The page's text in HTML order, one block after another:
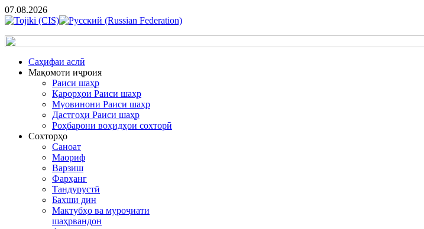
07.08.2026
Cаҳифаи аслӣ
Мақомоти иҷроия
Раиси шаҳр
Қарорҳои Раиси шаҳр
Муовинони Раиси шаҳр
Дастгоҳи Раиси шаҳр
Роҳбарони воҳидҳои сохторӣ
Сохторҳо
Саноат
Маориф
Варзиш
Фарҳанг
Тандурустӣ
Бахши дин
Мактубҳо ва муроҷиати
шаҳрвандон